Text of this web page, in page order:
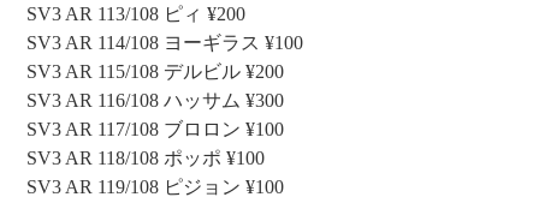
SV3 AR 113/108 ピィ ¥200
SV3 AR 114/108 ヨーギラス ¥100
SV3 AR 115/108 デルビル ¥200
SV3 AR 116/108 ハッサム ¥300
SV3 AR 117/108 ブロロン ¥100
SV3 AR 118/108 ポッポ ¥100
SV3 AR 119/108 ピジョン ¥100